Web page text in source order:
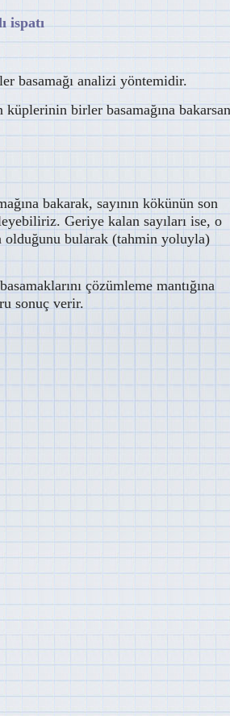
ispatı
basamağı analizi yöntemidir.
küplerinin birler basamağına
bakarak, sayının kökünün son
Geriye kalan sayıları ise, o
olduğunu bularak (tahmin yoluyla)
çözümleme mantığına
sonuç verir.